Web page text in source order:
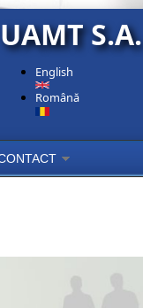
UAMT S.A.
English
Română